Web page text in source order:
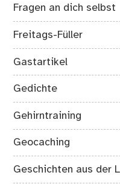
Fragen an dich selbst
Freitags-Füller
Gastartikel
Gedichte
Gehirntraining
Geocaching
Geschichten aus der